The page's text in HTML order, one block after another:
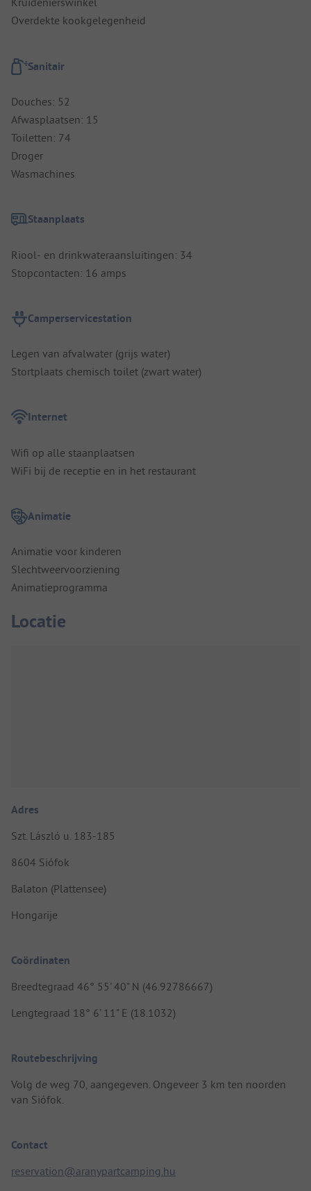
Overdekte kookgelegenheid
Sanitair
Douches: 52
Afwasplaatsen: 15
Toiletten: 74
Droger
Wasmachines
Staanplaats
Riool- en drinkwateraansluitingen: 34
Stopcontacten: 16 amps
Camperservicestation
Legen van afvalwater (grijs water)
Stortplaats chemisch toilet (zwart water)
Internet
Wifi op alle staanplaatsen
WiFi bij de receptie en in het restaurant
Animatie
Animatie voor kinderen
Slechtweervoorziening
Animatieprogramma
Locatie
Adres
Szt. László u. 183-185
8604 Siófok
Balaton (Plattensee)
Hongarije
Coördinaten
Breedtegraad 46° 55' 40" N (46.92786667)
Lengtegraad 18° 6' 11" E (18.1032)
Routebeschrijving
Volg de weg 70, aangegeven. Ongeveer 3 km ten noorden
van Siófok.
Contact
reservation@aranypartcamping.hu